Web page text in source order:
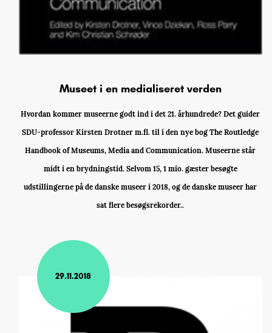
Museet i en medialiseret verden
Hvordan kommer museerne godt ind i det 21. århundrede? Det guider
SDU-professor Kirsten Drotner m.fl. til i den nye bog The Routledge
Handbook of Museums, Media and Communication. Museerne står
midt i en brydningstid. Selvom 15, 1 mio. gæster besøgte
udstillingerne på de danske museer i 2018, og de danske museer har
sat flere besøgsrekorder..
29.11.2018